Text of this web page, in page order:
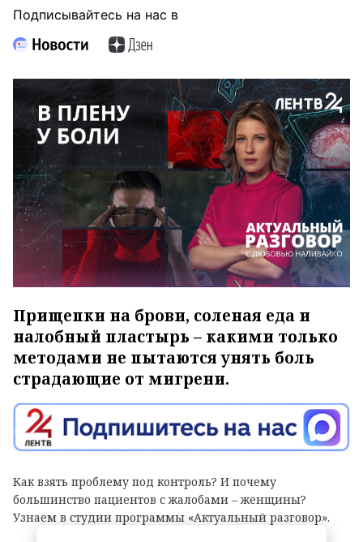
Подписывайтесь на нас в
Прищепки на брови, соленая еда и
налобный пластырь – какими только
методами не пытаются унять боль
страдающие от мигрени.
Как взять проблему под контроль? И почему
большинство пациентов с жалобами – женщины?
Узнаем в студии программы «Актуальный разговор».